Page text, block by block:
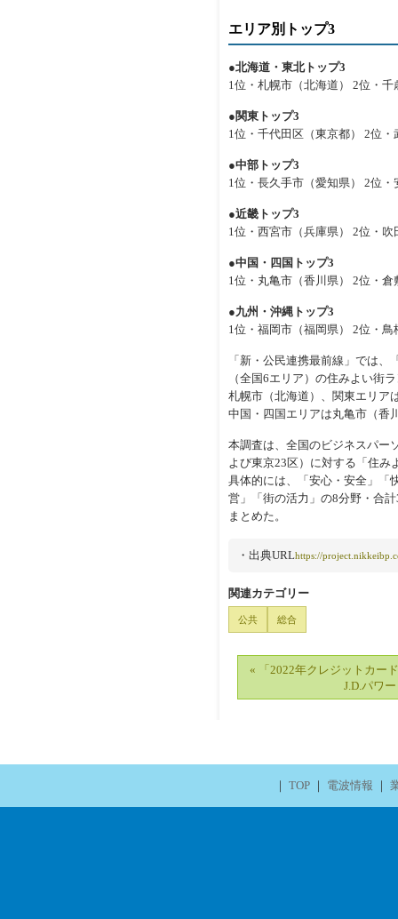
エリア別トップ3
●北海道・東北トップ3
1位・札幌市（北海道） 2位・
●関東トップ3
1位・千代田区（東京都） 2位
●中部トップ3
1位・長久手市（愛知県） 2位
●近畿トップ3
1位・西宮市（兵庫県） 2位・
●中国・四国トップ3
1位・丸亀市（香川県） 2位・
●九州・沖縄トップ3
1位・福岡市（福岡県） 2位・
「新・公民連携最前線」では
（全国6エリア）の住みよい街
札幌市（北海道）、関東エリア
中国・四国エリアは丸亀市（香
本調査は、全国のビジネスパー
よび東京23区）に対する「住み
具体的には、「安心・安全」「
営」「街の活力」の8分野・合
まとめた。
・出典URLhttps://
関連カテゴリー
公共 総合
« 「2022年クレジットカー
J.D.パワー
｜ TOP｜ 電波情報 ｜